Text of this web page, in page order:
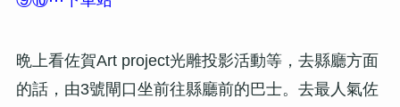
晩上看佐賀Art project光雕投影活動等，去縣廳方面
的話，由3號閘口坐前往縣廳前的巴士。去最人氣佐